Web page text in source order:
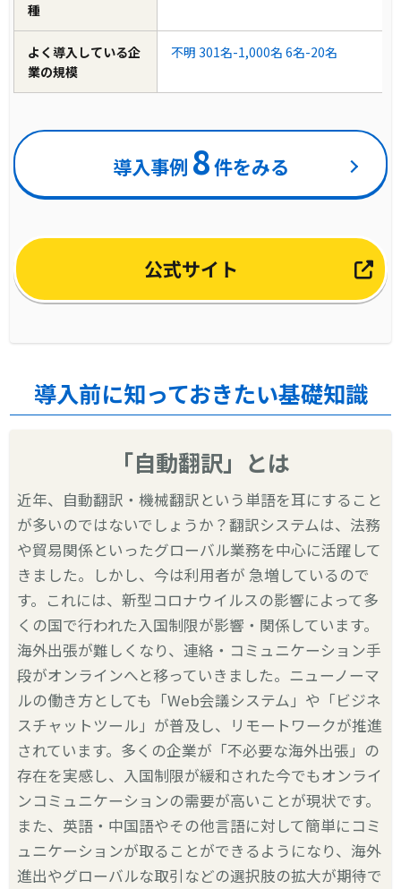
種
よく導入している企
業の規模
不明 301名-1,000名 6名-20名
導入事例 8件をみる
公式サイト
導入前に知っておきたい基礎知識
「自動翻訳」とは
近年、自動翻訳・機械翻訳という単語を耳にすること
が多いのではないでしょうか？翻訳システムは、法務
や貿易関係といったグローバル業務を中心に活躍して
きました。しかし、今は利用者が 急増しているので
す。これには、新型コロナウイルスの影響によって多
くの国で行われた入国制限が影響・関係しています。
海外出張が難しくなり、連絡・コミュニケーション手
段がオンラインへと移っていきました。ニューノーマ
ルの働き方としても「Web会議システム」や「ビジネ
スチャットツール」が普及し、リモートワークが推進
されています。多くの企業が「不必要な海外出張」の
存在を実感し、入国制限が緩和された今でもオンライ
ンコミュニケーションの需要が高いことが現状です。
また、英語・中国語やその他言語に対して簡単にコミ
ュニケーションが取ることができるようになり、海外
進出やグローバルな取引などの選択肢の拡大が期待で